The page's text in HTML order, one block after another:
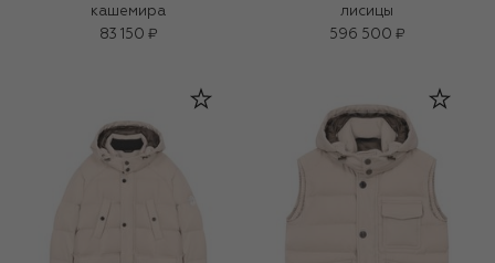
кашемира
83 150 ₽
лисицы
596 500 ₽